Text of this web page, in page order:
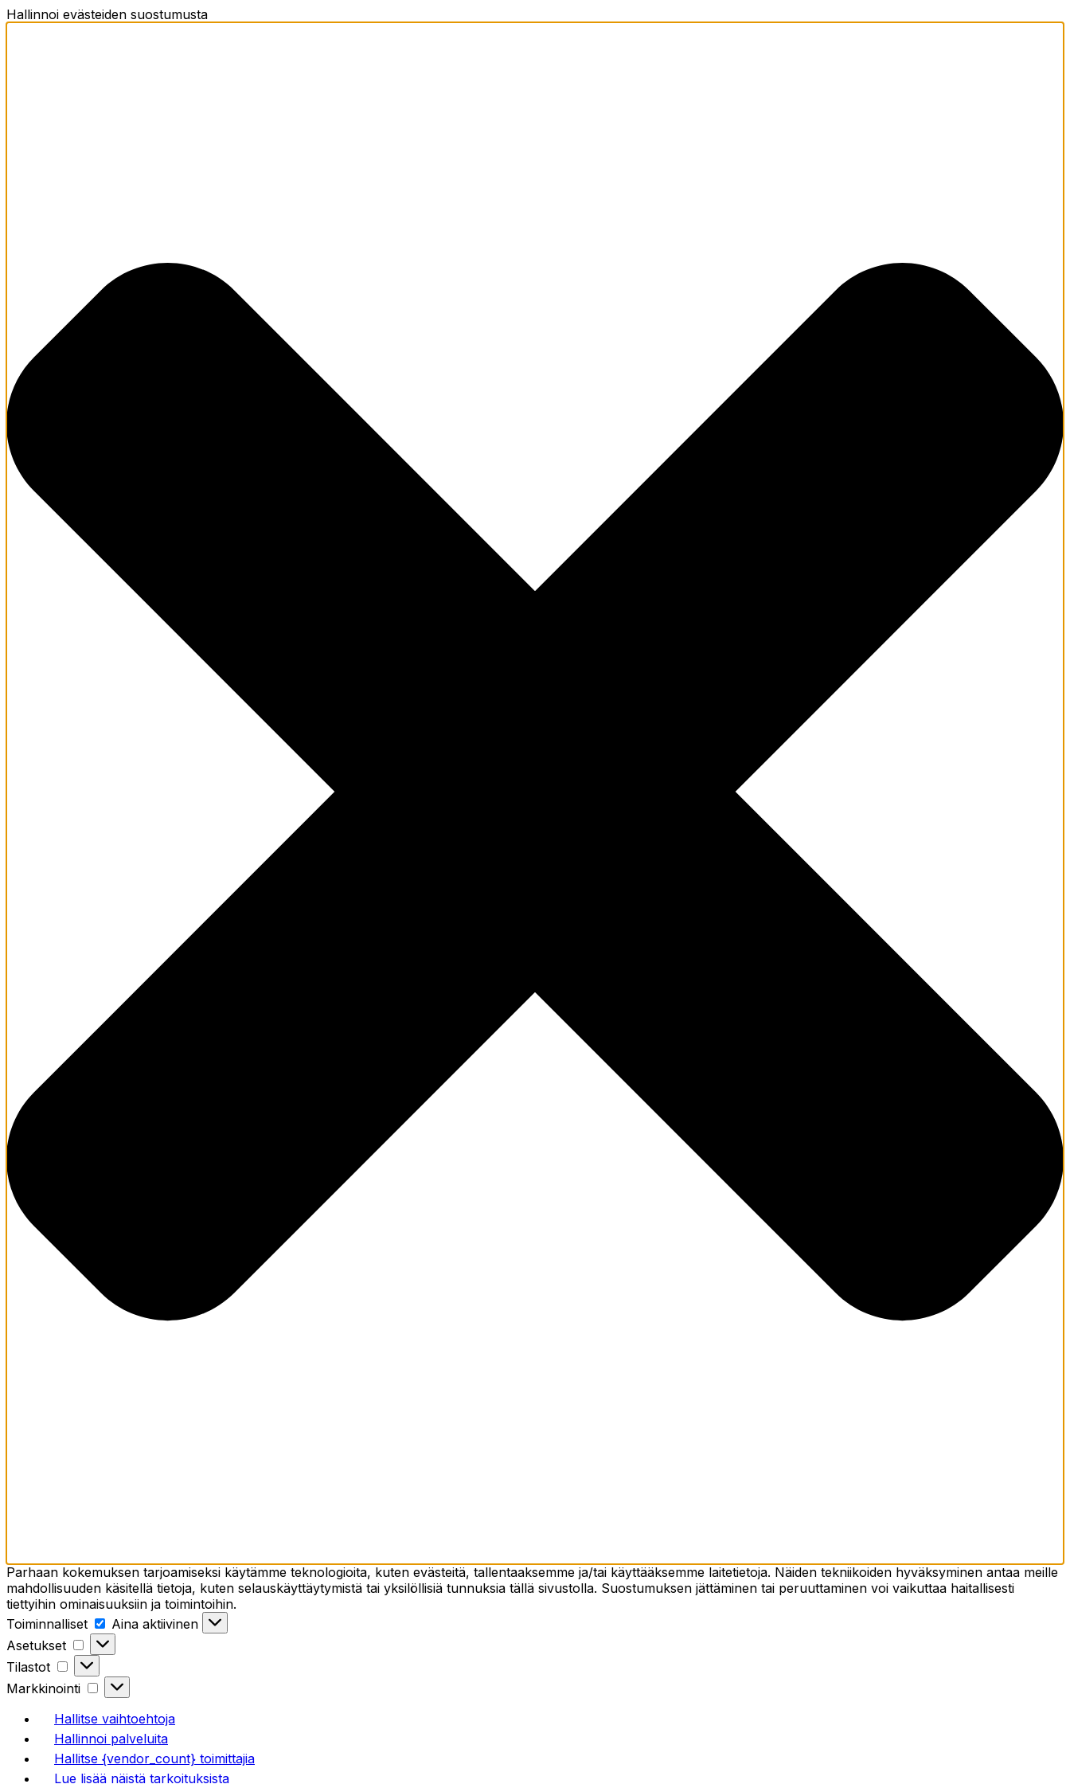
Hallinnoi evästeiden suostumusta
Parhaan kokemuksen tarjoamiseksi käytämme teknologioita, kuten evästeitä, tallentaaksemme ja/tai käyttääksemme laitetietoja. Näiden tekniikoiden hyväksyminen antaa meille
mahdollisuuden käsitellä tietoja, kuten selauskäyttäytymistä tai yksilöllisiä tunnuksia tällä sivustolla. Suostumuksen jättäminen tai peruuttaminen voi vaikuttaa haitallisesti
tiettyihin ominaisuuksiin ja toimintoihin.
Toiminnalliset
Toiminnalliset
Aina aktiivinen
Asetukset
Asetukset
Tilastot
Tilastot
Markkinointi
Markkinointi
Hallitse vaihtoehtoja
Hallinnoi palveluita
Hallitse {vendor_count} toimittajia
Lue lisää näistä tarkoituksista